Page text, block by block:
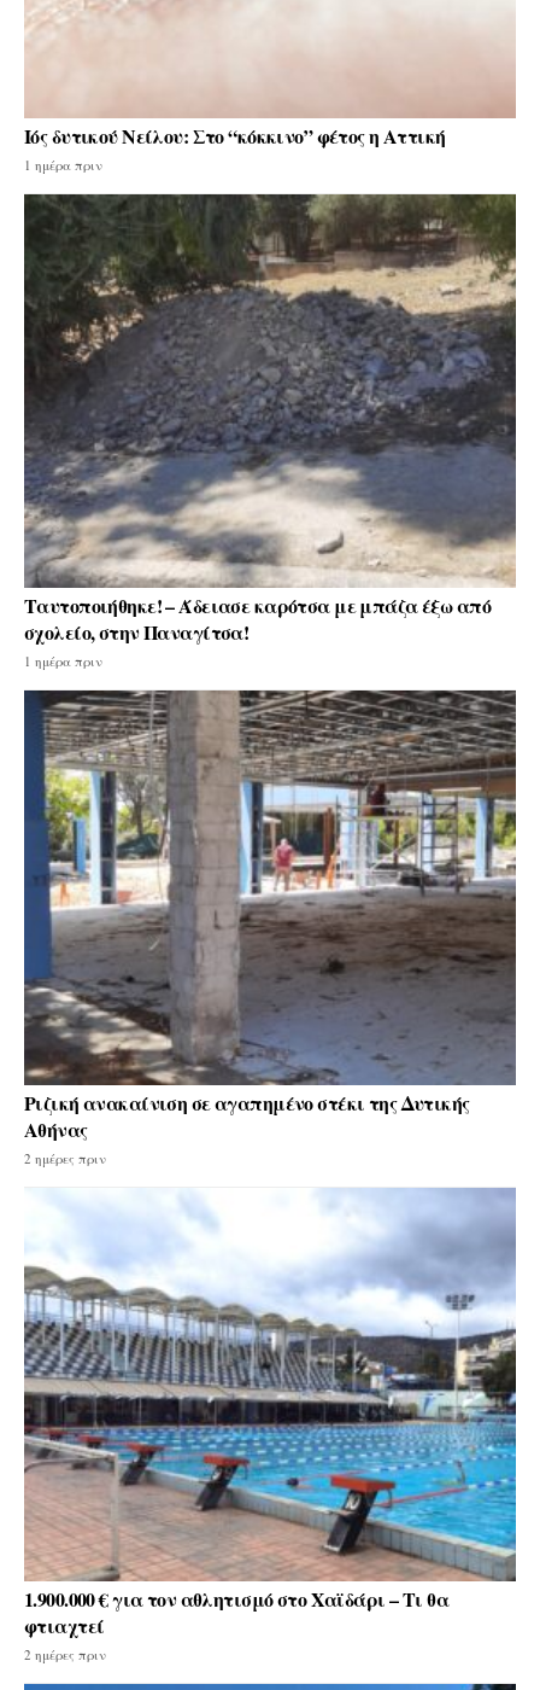
Ιός δυτικού Νείλου: Στο “κόκκινο” φέτος η Αττική
1 ημέρα πριν
Ταυτοποιήθηκε! – Άδειασε καρότσα με μπάζα έξω από
σχολείο, στην Παναγίτσα!
1 ημέρα πριν
Ριζική ανακαίνιση σε αγαπημένο στέκι της Δυτικής
Αθήνας
2 ημέρες πριν
1.900.000 € για τον αθλητισμό στο Χαϊδάρι – Τι θα
φτιαχτεί
2 ημέρες πριν